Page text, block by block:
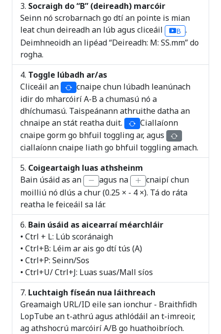
Socraigh do “B” (deireadh) marcóir
Seinn nó scrobarnach go dtí an pointe is mian
leat chun deireadh an lúb agus cliceáil
B .
Deimhneoidh an lipéad “Deireadh: M: SS.mm” do
rogha.
Toggle lúbadh ar/as
Cliceáil an
cnaipe chun lúbadh leanúnach
idir do mharcóirí A-B a chumasú nó a
dhíchumasú. Taispeánann athruithe datha an
chnaipe an stát reatha duit.
Ciallaíonn
cnaipe gorm go bhfuil toggling ar, agus
ciallaíonn cnaipe liath go bhfuil toggling amach.
Coigeartaigh luas athsheinm
Bain úsáid as an
agus na
cnaipí chun
moilliú nó dlús a chur (0.25 × - 4 ×). Tá do ráta
reatha le feiceáil sa lár.
Bain úsáid as aicearraí méarchláir
• Ctrl + L: Lúb scoránaigh
• Ctrl+B: Léim ar ais go dtí tús (A)
• Ctrl+P: Seinn/Sos
• Ctrl+U/ Ctrl+J: Luas suas/Mall síos
Luchtaigh físeán nua láithreach
Greamaigh URL/ID eile san ionchur - Braithfidh
LopTube an t-athrú agus athlódáil an t-imreoir,
ag athshocrú marcóirí A/B go huathoibríoch.